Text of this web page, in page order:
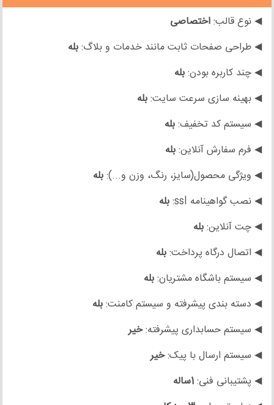
◀ نوع قالب:اختصاصی
◀ طراحی صفحات ثابت مانند خدمات و بلاگ:بله
◀ چند کاربره بودن:بله
◀ بهینه سازی سرعت سایت:بله
◀ سیستم کد تخفیف:بله
◀ فرم سفارش آنلاین:بله
◀ ویژگی محصول(سایز، رنگ، وزن و...):بله
◀ نصب گواهینامه ssl:
بله
◀ چت آنلاین:بله
◀ اتصال درگاه پرداخت:بله
◀ سیستم باشگاه مشتریان:بله
◀ دسته بندی پیشرفته و سیستم کامنت:بله
◀ سیستم حسابداری پیشرفته:خیر
◀ سیستم ارسال با پیک:خیر
◀ پشتیبانی فنی:1ساله